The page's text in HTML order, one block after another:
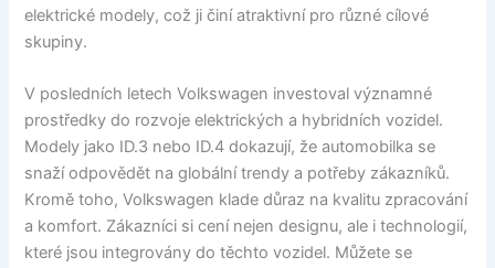
elektrické modely, což ji činí atraktivní pro různé cílové
skupiny.
V posledních letech Volkswagen investoval významné
prostředky do rozvoje elektrických a hybridních vozidel.
Modely jako ID.3 nebo ID.4 dokazují, že automobilka se
snaží odpovědět na globální trendy a potřeby zákazníků.
Kromě toho, Volkswagen klade důraz na kvalitu zpracování
a komfort. Zákazníci si cení nejen designu, ale i technologií,
které jsou integrovány do těchto vozidel. Můžete se